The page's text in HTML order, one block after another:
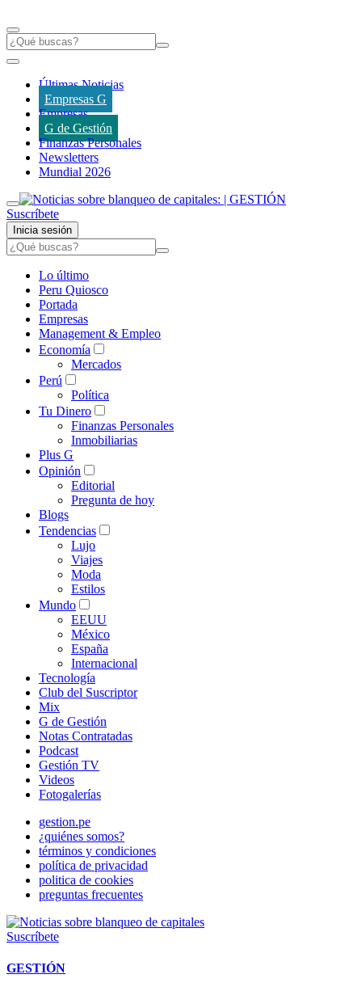
Últimas Noticias
Empresas G
Empresas
G de Gestión
Finanzas Personales
Newsletters
Mundial 2026
Suscríbete
Inicia sesión
Lo último
Peru Quiosco
Portada
Empresas
Management & Empleo
Economía
Mercados
Perú
Política
Tu Dinero
Finanzas Personales
Inmobiliarias
Plus G
Opinión
Editorial
Pregunta de hoy
Blogs
Tendencias
Lujo
Viajes
Moda
Estilos
Mundo
EEUU
México
España
Internacional
Tecnología
Club del Suscriptor
Mix
G de Gestión
Notas Contratadas
Podcast
Gestión TV
Videos
Fotogalerías
gestion.pe
¿quiénes somos?
términos y condiciones
política de privacidad
politica de cookies
preguntas frecuentes
Suscríbete
GESTIÓN